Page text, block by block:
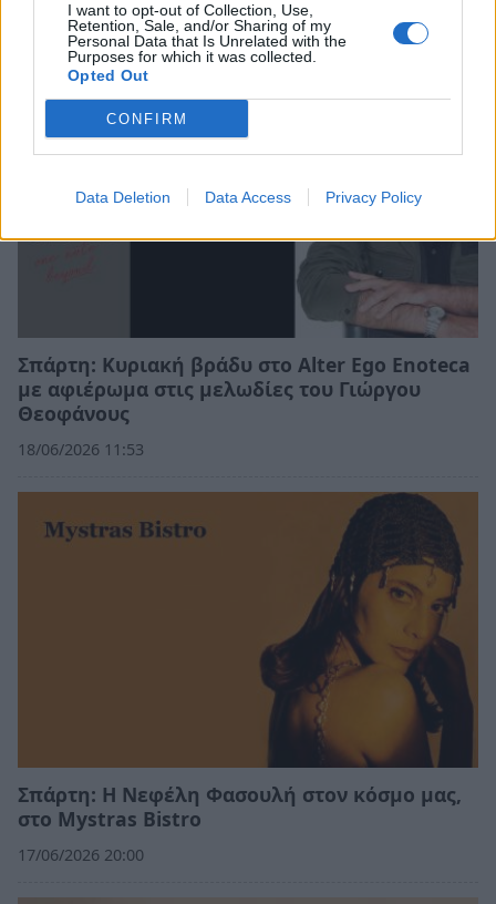
I want to opt-out of Collection, Use,
Retention, Sale, and/or Sharing of my
Personal Data that Is Unrelated with the
Purposes for which it was collected.
Opted Out
CONFIRM
Data Deletion Data Access Privacy Policy
20/06/2026 11:53
Σπάρτη: Κυριακή βράδυ στο Alter Ego Enoteca
με αφιέρωμα στις μελωδίες του Γιώργου
Θεοφάνους
18/06/2026 11:53
Σπάρτη: Η Νεφέλη Φασουλή στον κόσμο μας,
στο Mystras Bistro
17/06/2026 20:00